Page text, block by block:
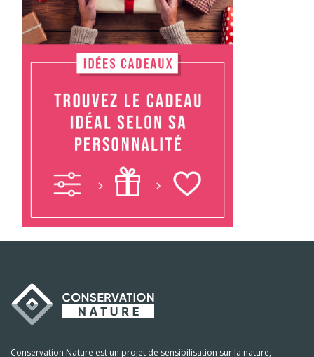
Conservation Nature est un projet de sensibilisation sur la nature,